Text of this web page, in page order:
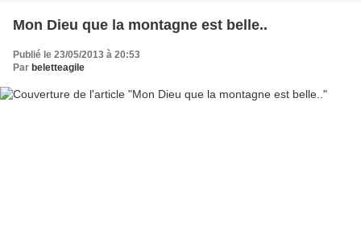
Mon Dieu que la montagne est belle..
Publié le 23/05/2013 à 20:53
Par beletteagile